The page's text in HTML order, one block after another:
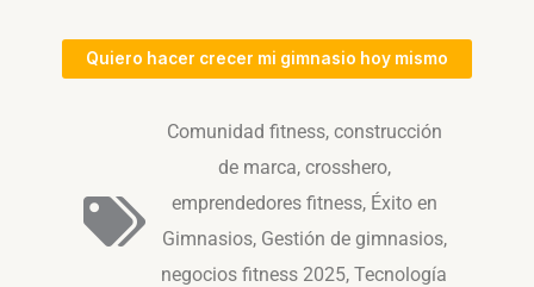
Quiero hacer crecer mi gimnasio hoy mismo
Comunidad fitness, construcción
de marca, crosshero,
emprendedores fitness, Éxito en
Gimnasios, Gestión de gimnasios,
negocios fitness 2025, Tecnología